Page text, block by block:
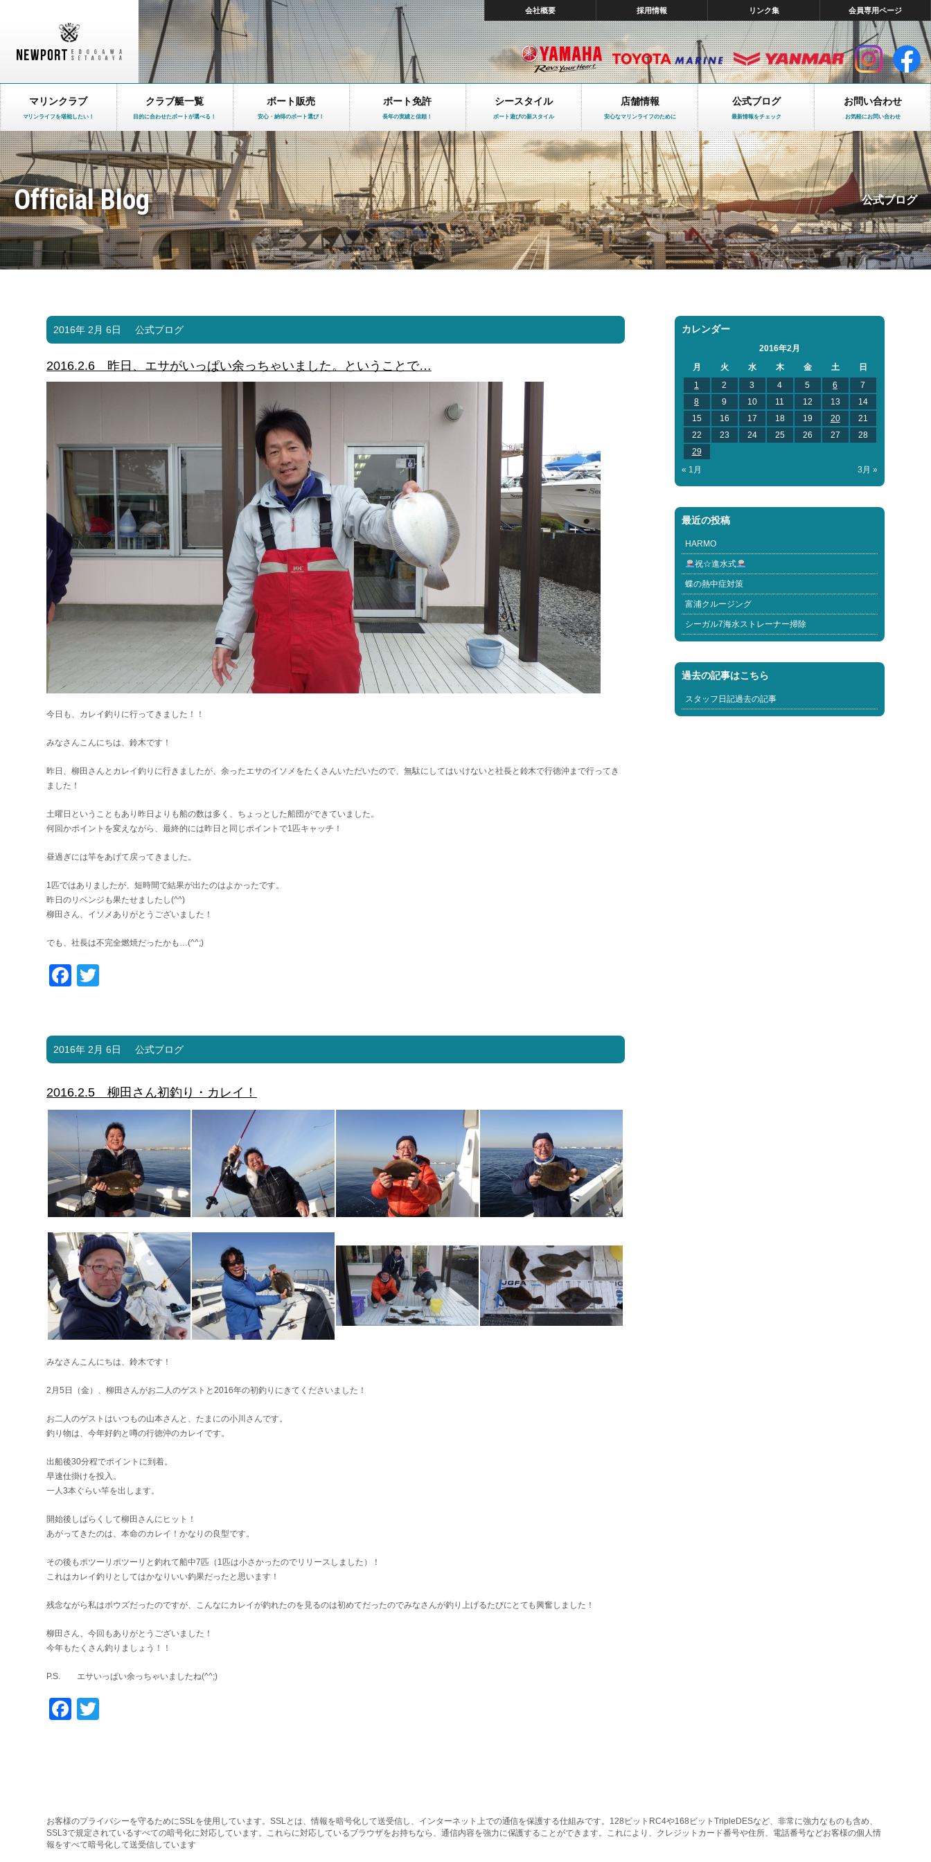
会社概要 採用情報 リンク集 会員専用ページ
マリンクラブ
マリンライフを堪能したい！
クラブ艇一覧
目的に合わせたボートが選べる！
ボート販売
安心・納得のボート選び！
ボート免許
長年の実績と信頼！
シースタイル
ボート遊びの新スタイル
店舗情報
安心なマリンライフのために
公式ブログ
最新情報をチェック
お問い合わせ
お気軽にお問い合わせ
Official Blog 公式ブログ
2016年 2月 6日 公式ブログ
2016.2.6 昨日、エサがいっぱい余っちゃいました。ということで…
今日も、カレイ釣りに行ってきました！！
みなさんこんにちは、鈴木です！
昨日、柳田さんとカレイ釣りに行きましたが、余ったエサのイソメをたくさんいただいたので、無駄にしてはいけないと社長と鈴木で行徳沖まで行ってき
ました！
土曜日ということもあり昨日よりも船の数は多く、ちょっとした船団ができていました。
何回かポイントを変えながら、最終的には昨日と同じポイントで1匹キャッチ！
昼過ぎには竿をあげて戻ってきました。
1匹ではありましたが、短時間で結果が出たのはよかったです。
昨日のリベンジも果たせましたし(^^)
柳田さん、イソメありがとうございました！
でも、社長は不完全燃焼だったかも…(^^;)
Facebook
2016年 2月 6日 公式ブログ
2016.2.5 柳田さん初釣り・カレイ！
みなさんこんにちは、鈴木です！
2月5日（金）、柳田さんがお二人のゲストと2016年の初釣りにきてくださいました！
お二人のゲストはいつもの山本さんと、たまにの小川さんです。
釣り物は、今年好釣と噂の行徳沖のカレイです。
出船後30分程でポイントに到着。
早速仕掛けを投入。
一人3本ぐらい竿を出します。
開始後しばらくして柳田さんにヒット！
あがってきたのは、本命のカレイ！かなりの良型です。
その後もポツーリポツーリと釣れて船中7匹（1匹は小さかったのでリリースしました）！
これはカレイ釣りとしてはかなりいい釣果だったと思います！
残念ながら私はボウズだったのですが、こんなにカレイが釣れたのを見るのは初めてだったのでみなさんが釣り上げるたびにとても興奮しました！
柳田さん、今回もありがとうございました！
今年もたくさん釣りましょう！！
P.S. エサいっぱい余っちゃいましたね(^^;)
Facebook
カレンダー
2016年2月
月
火 水 木 金 土
日
1
2 3 4 5 6
7
8
9 10 11 12 13
14
15
16 17 18 19 20
21
22
23 24 25 26 27
28
29
« 1月
3月 »
最近の投稿
HARMO
祝☆進水式
蝶の熱中症対策
富浦クルージング
シーガル7海水ストレーナー掃除
過去の記事はこちら
スタッフ日記過去の記事
お客様のプライバシーを守るためにSSLを使用しています。SSLとは、情報を暗号化して送受信し、インターネット上での通信を保護する仕組みです。128ビットRC4や168ビットTripleDESなど、非常に強力なものも含め、
SSL3で規定されているすべての暗号化に対応しています。これらに対応しているブラウザをお持ちなら、通信内容を強力に保護することができます。これにより、クレジットカード番号や住所、電話番号などお客様の個人情
報をすべて暗号化して送受信しています